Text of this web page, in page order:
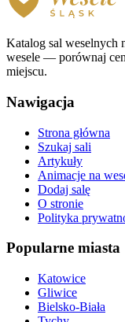
Katalog sal weselnych
wesele — porównaj
miejscu.
Nawigacja
Strona główna
Szukaj sali
Artykuły
Animacje na
Dodaj salę
O stronie
Polityka
Popularne miasta
Katowice
Gliwice
Bielsko-Biała